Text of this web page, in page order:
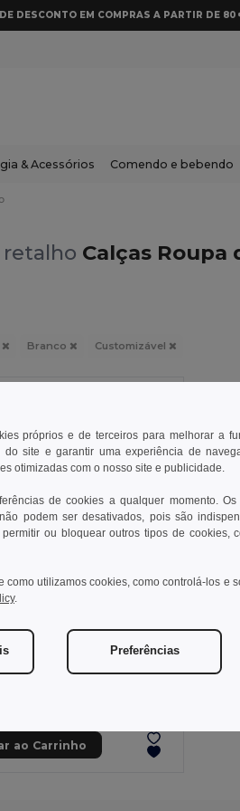
DESCONTO EM COMPRAS A PARTIR DE
& Acessórios Comendo e bebendo
retalho Calças Roupa
Branco Customizável
37,23 €
ao Carrinho
próprios e de terceiros para melhorar a
do site e garantir uma experiência de
otimizadas com o nosso site e publicidade.
de cookies a qualquer momento.
podem ser desativados, pois são
ou bloquear outros tipos de cookies,
como utilizamos cookies, como controlá-los e
.
Preferências